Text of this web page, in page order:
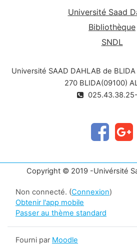
Université Saad
Bibliothèque
SNDL
Université SAAD DAHLAB de
270 BLIDA(09100)
Copyright © 2019 -Univérsité
Non connecté. (Connexion)
Obtenir l'app mobile
Passer au thème standard
Fourni par Moodle